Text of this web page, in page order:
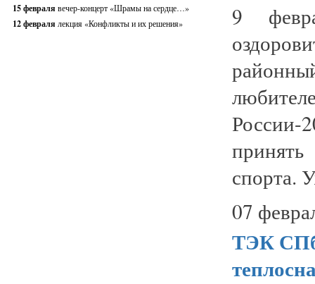
15 февраля вечер-концерт «Шрамы на сердце…»
12 февраля лекция «Конфликты и их решения»
9
России-
спорта.
07
ТЭК СПб